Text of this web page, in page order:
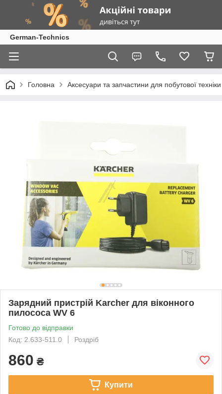
German-Technics
Головна Аксесуари та запчастини для побутової
Зарядний пристрій Karcher для віконного
пилососа WV 6
Готово до відправки
Код: 2.633-511.0
Роздріб
860 ₴
Купити